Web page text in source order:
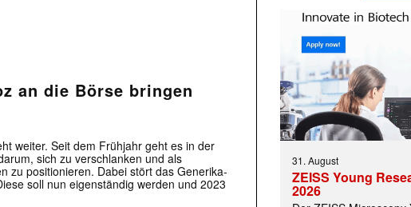
an die Börse bringen
weiter. Seit dem Frühjahr geht es in der
sich zu verschlanken und als
zu positionieren. Dabei stört das Generika-
soll nun eigenständig werden und 2023
31. August
ZEISS Young
2026